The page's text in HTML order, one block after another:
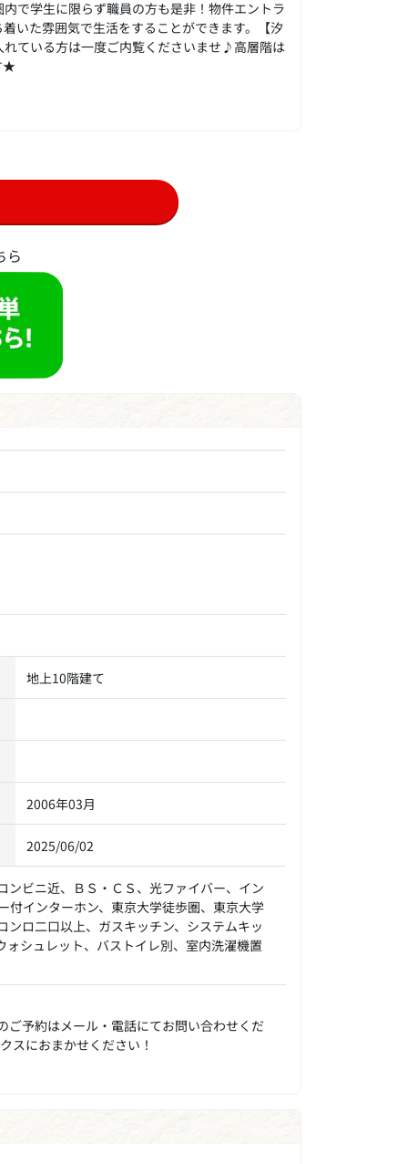
で学生に限らず職員の方も是非！物件エントラ
いた雰囲気で生活をすることができます。【汐
ている方は一度ご内覧くださいませ♪高層階は
★
ら
地上10階建て
2006年03月
2025/06/02
ビニ近、ＢＳ・ＣＳ、光ファイバー、イン
付インターホン、東京大学徒歩圏、東京大学
ロ二口以上、ガスキッチン、システムキッ
シュレット、バストイレ別、室内洗濯機置
予約はメール・電話にてお問い合わせくだ
スにおまかせください！